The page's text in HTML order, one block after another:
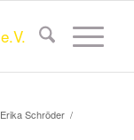
Erika Schröder /